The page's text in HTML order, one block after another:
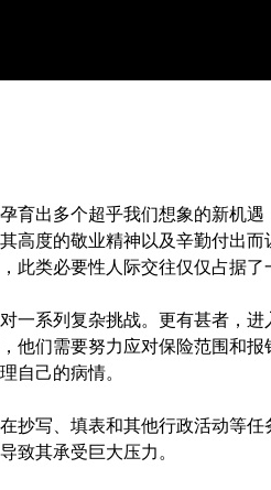
育出多个超乎我们想象的新机
高度的敬业精神以及辛勤付出
此类必要性人际交往仅仅占据了
一系列复杂挑战。更有甚者，
他们需要努力应对保险范围和
自己的病情。
抄写、填表和其他行政活动等
致其承受巨大压力。